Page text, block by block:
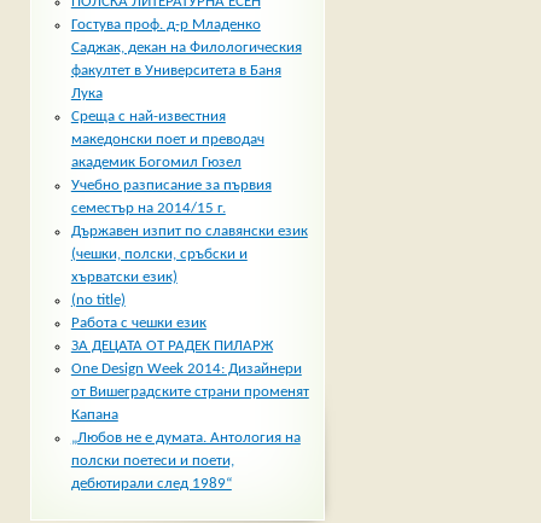
Гостува проф. д-р Младенко
Саджак, декан на Филологическия
факултет в Университета в Баня
Лука
Среща с най-известния
македонски поет и преводач
академик Богомил Гюзел
Учебно разписание за първия
семестър на 2014/15 г.
Държавен изпит по славянски език
(чешки, полски, сръбски и
хърватски език)
(no title)
Работа с чешки език
ЗА ДЕЦАТА ОТ РАДЕК ПИЛАРЖ
One Design Week 2014: Дизайнери
от Вишеградските страни променят
Капана
„Любов не е думата. Антология на
полски поетеси и поети,
дебютирали след 1989“